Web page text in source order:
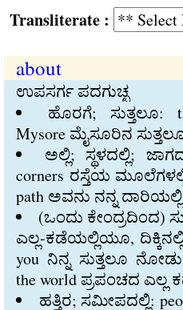
:
about
ಉಪಸರ್ಗ ಪದಗುಚ್ಛ
ಹೊರಗೆ; ಸುತ್ತಲೂ:
Mysore ಮೈಸೂರಿನ
ಅಲ್ಲಿ; ಸ್ಥಳದಲ್ಲಿ;
corners ರಸ್ತೆಯ
path ಅವನು ನನ್ನ
(ಒಂದು ಕೇಂದ್ರದಿಂದ)
ಎಲ್ಲ-ಕಡೆಯಲ್ಲಿಯೂ,
you ನಿನ್ನ ಸುತ್ತಲೂ
the world ಪ್ರಪಂಚದ ಎಲ್ಲ
ಹತ್ತಿರ; ಸಮೀಪದಲ್ಲಿ: